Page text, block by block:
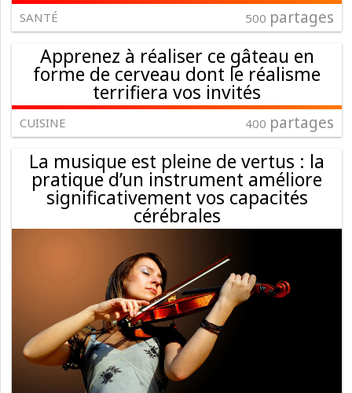
SANTÉ 500 partages
Apprenez à réaliser ce gâteau en
forme de cerveau dont le réalisme
terrifiera vos invités
CUISINE 400 partages
La musique est pleine de vertus : la
pratique d’un instrument améliore
significativement vos capacités
cérébrales